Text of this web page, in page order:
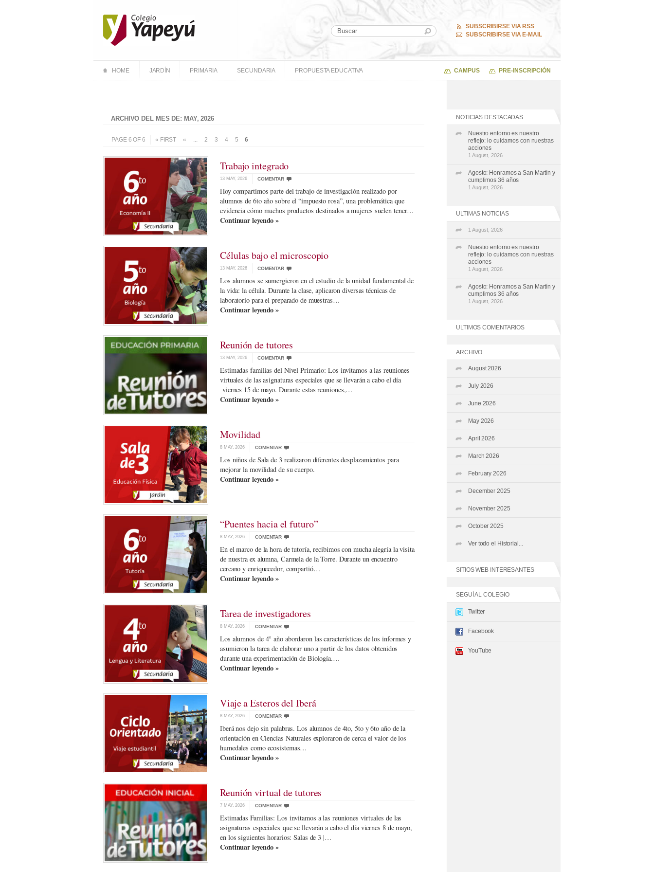
SUBSCRIBIRSE VIA RSS
SUBSCRIBIRSE VIA E-MAIL
HOME JARDÍN PRIMARIA SECUNDARIA PROPUESTA EDUCATIVA CAMPUS PRE-INSCRIPCIÓN
ARCHIVO DEL MES DE: MAY, 2026
PAGE 6 OF 6 « FIRST « ... 2 3 4 5 6
Trabajo integrado
13 MAY, 2026 COMENTAR
Hoy compartimos parte del trabajo de investigación realizado por
alumnos de 6to año sobre el “impuesto rosa”, una problemática que
evidencia cómo muchos productos destinados a mujeres suelen tener…
Continuar leyendo »
Células bajo el microscopio
13 MAY, 2026 COMENTAR
Los alumnos se sumergieron en el estudio de la unidad fundamental de
la vida: la célula. Durante la clase, aplicaron diversas técnicas de
laboratorio para el preparado de muestras…
Continuar leyendo »
Reunión de tutores
13 MAY, 2026 COMENTAR
Estimadas familias del Nivel Primario: Los invitamos a las reuniones
virtuales de las asignaturas especiales que se llevarán a cabo el día
viernes 15 de mayo. Durante estas reuniones,…
Continuar leyendo »
Movilidad
8 MAY, 2026 COMENTAR
Los niños de Sala de 3 realizaron diferentes desplazamientos para
mejorar la movilidad de su cuerpo.
Continuar leyendo »
“Puentes hacia el futuro”
8 MAY, 2026 COMENTAR
En el marco de la hora de tutoría, recibimos con mucha alegría la visita
de nuestra ex alumna, Carmela de la Torre. Durante un encuentro
cercano y enriquecedor, compartió…
Continuar leyendo »
Tarea de investigadores
8 MAY, 2026 COMENTAR
Los alumnos de 4° año abordaron las características de los informes y
asumieron la tarea de elaborar uno a partir de los datos obtenidos
durante una experimentación de Biología.…
Continuar leyendo »
Viaje a Esteros del Iberá
8 MAY, 2026 COMENTAR
Iberá nos dejo sin palabras. Los alumnos de 4to, 5to y 6to año de la
orientación en Ciencias Naturales exploraron de cerca el valor de los
humedales como ecosistemas…
Continuar leyendo »
Reunión virtual de tutores
7 MAY, 2026 COMENTAR
Estimadas Familias: Los invitamos a las reuniones virtuales de las
asignaturas especiales que se llevarán a cabo el día viernes 8 de mayo,
en los siguientes horarios: Salas de 3 |…
Continuar leyendo »
NOTICIAS DESTACADAS
Nuestro entorno es nuestro
reflejo: lo cuidamos con nuestras
acciones
1 August, 2026
Agosto: Honramos a San Martín y
cumplimos 36 años
1 August, 2026
ULTIMAS NOTICIAS
1 August, 2026
Nuestro entorno es nuestro
reflejo: lo cuidamos con nuestras
acciones
1 August, 2026
Agosto: Honramos a San Martín y
cumplimos 36 años
1 August, 2026
ULTIMOS COMENTARIOS
ARCHIVO
August 2026
July 2026
June 2026
May 2026
April 2026
March 2026
February 2026
December 2025
November 2025
October 2025
Ver todo el Historial...
SITIOS WEB INTERESANTES
SEGUÍ AL COLEGIO
Twitter
Facebook
YouTube